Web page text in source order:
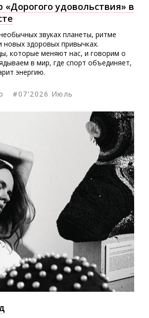
«Дорогого удовольствия» в
звуках планеты, ритме
новых здоровых привычках.
которые меняют нас, и говорим о
в мир, где спорт объединяет,
энергию.
#07'2026 Июль